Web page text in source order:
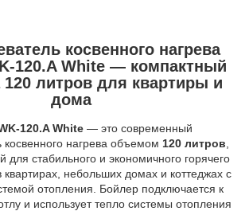
косвенного нагрева
120.A White — компактный
120 литров для квартиры и
дома
120.A White — это современный
косвенного нагрева объемом 120 литров
для стабильного и экономичного горячего
небольших домах и коттеджах с
отопления. Бойлер подключается к
и использует тепло системы отопления